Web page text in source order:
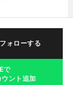
ォローする
で
ウント追加